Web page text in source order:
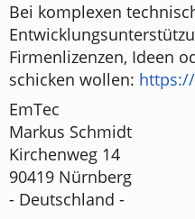
Bei komplexen
Firmenlizenzen, Ideen
schicken wollen:
EmTec
Markus Schmidt
Kirchenweg 14
90419 Nürnberg
- Deutschland -